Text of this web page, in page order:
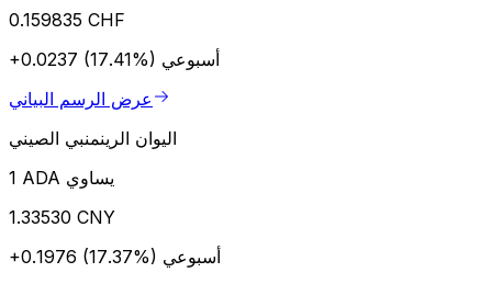
0.159835 CHF
+0.0237 (17.41%) أسبوعي
عرض الرسم البياني
اليوان الرينمنبي الصيني
1 ADA يساوي
1.33530 CNY
+0.1976 (17.37%) أسبوعي